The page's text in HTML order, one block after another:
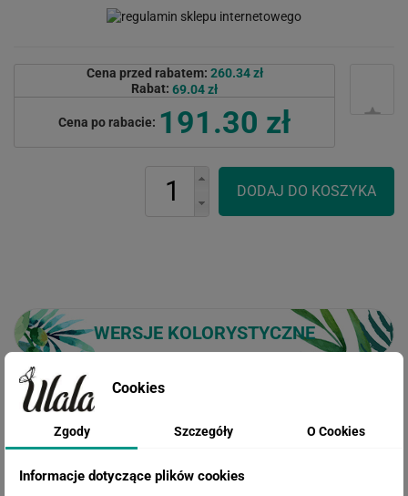
Cena przed rabatem: 260.34 zł
Rabat: 69.04 zł
Cena po rabacie: 191.30 zł
WERSJE KOLORYSTYCZNE
Cookies
Zgody Szczegóły O Cookies
Informacje dotyczące plików cookies